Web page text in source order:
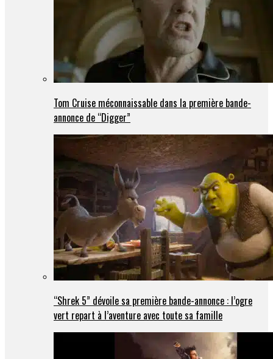
Tom Cruise méconnaissable dans la première bande-
annonce de “Digger”
“Shrek 5” dévoile sa première bande-annonce : l’ogre
vert repart à l’aventure avec toute sa famille